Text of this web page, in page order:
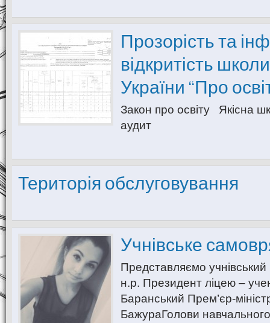
Прозорість та
відкритість
України “Про
Закон про освіту Якісна
аудит
Територія обслуговування
Учнівське
Представляємо
н.р. Президент ліцею –
Баранський Прем’єр-
БажураГолови